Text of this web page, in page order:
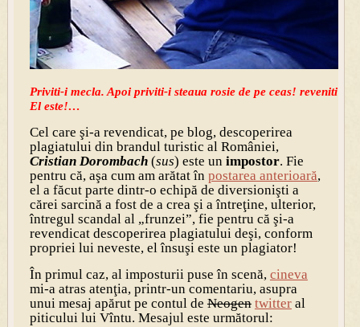
Priviti-i mecla. Apoi priviti-i steaua rosie de pe ceas! reveniti
El este!…
Cel care şi-a revendicat, pe blog, descoperirea
plagiatului din brandul turistic al României,
Cristian Dorombach(sus) este un impostor. Fie
pentru că, aşa cum am arătat în postarea anterioară,
el a făcut parte dintr-o echipă de diversionişti a
cărei sarcină a fost de a crea şi a întreţine, ulterior,
întregul scandal al „frunzei”, fie pentru că şi-a
revendicat descoperirea plagiatului deşi, conform
propriei lui neveste, el însuşi este un plagiator!
În primul caz, al imposturii puse în scenă, cineva
mi-a atras atenţia, printr-un comentariu, asupra
unui mesaj apărut pe contul de Neogen twitteral
piticului lui Vîntu. Mesajul este următorul: